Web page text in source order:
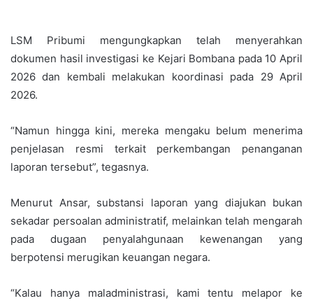
LSM Pribumi mengungkapkan telah menyerahkan
dokumen hasil investigasi ke Kejari Bombana pada 10 April
2026 dan kembali melakukan koordinasi pada 29 April
2026.
“Namun hingga kini, mereka mengaku belum menerima
penjelasan resmi terkait perkembangan penanganan
laporan tersebut”, tegasnya.
Menurut Ansar, substansi laporan yang diajukan bukan
sekadar persoalan administratif, melainkan telah mengarah
pada dugaan penyalahgunaan kewenangan yang
berpotensi merugikan keuangan negara.
“Kalau hanya maladministrasi, kami tentu melapor ke